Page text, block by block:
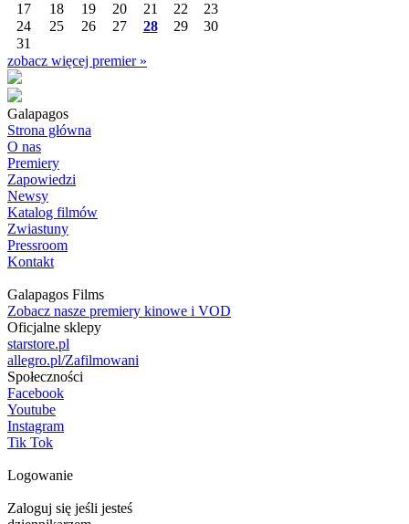
17
18 19 20 21 22
23
24
25 26 27 28 29
30
31
zobacz więcej premier »
Galapagos
Strona główna
O nas
Premiery
Zapowiedzi
Newsy
Katalog filmów
Zwiastuny
Pressroom
Kontakt
Galapagos Films
Zobacz nasze premiery kinowe i VOD
Oficjalne sklepy
starstore.pl
allegro.pl/Zafilmowani
Społeczności
Facebook
Youtube
Instagram
Tik Tok
Logowanie
Zaloguj się jeśli jesteś